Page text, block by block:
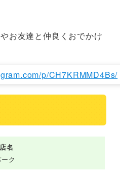
お友達と仲良くおでかけ
p/CH7KRMMD4Bs/
店名
ク